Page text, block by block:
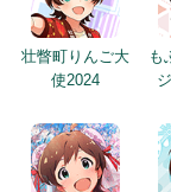
壮瞥町りんご大
使2024
も